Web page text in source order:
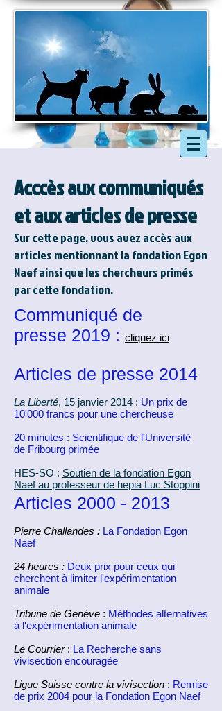
Acccès aux communiqués
et aux articles de presse
Sur cette page, vous avez accès aux
articles mentionnant la fondation Egon
Naef ainsi que les chercheurs primés
par cette fondation.
Communiqué de
presse 2019 : cliquez ici
Articles de presse 2014
La Liberté, 15 janvier 2014 : Un prix de
10'000 francs pour une chercheuse
20 minutes : Scientifique de l'Université
de Fribourg primée
HES-SO : Soutien de la fondation Egon
Naef au professeur de hepia Luc Stoppini
Articles 2000 - 2013
Pierre Challandes : La Fondation Egon
Naef
24 heures : Deux prix pour ceux qui
cherchent à limiter l'expérimentation
animale
Tribune de Genève : Méthodes alternatives
à l'expérimentation animale
Le Courrier : La Recherche sans
vivisection encouragée
Ligue Suisse contre la vivisection : Remise
de prix 2004 pour la Fondation Egon Naef